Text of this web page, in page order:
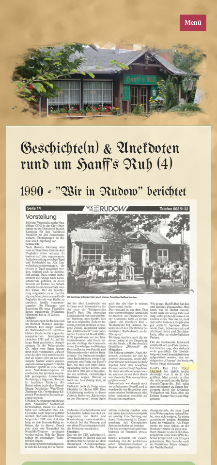
Menü
Geschichte(n) & Anekdoten
rund um Hanff's Ruh (4)
1990 - "Wir in Rudow" berichtet